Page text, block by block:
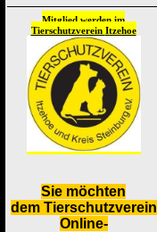
Mitglied werden im
Tierschutzverein Itzehoe
Sie möchten
dem Tierschutzverein
Online-